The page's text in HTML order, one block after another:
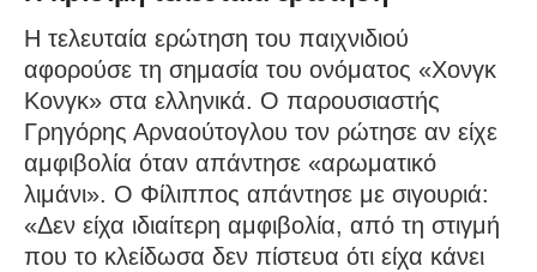
Η τελευταία ερώτηση του παιχνιδιού
αφορούσε τη σημασία του ονόματος «Χονγκ
Κονγκ» στα ελληνικά. Ο παρουσιαστής
Γρηγόρης Αρναούτογλου τον ρώτησε αν είχε
αμφιβολία όταν απάντησε «αρωματικό
λιμάνι». Ο Φίλιππος απάντησε με σιγουριά:
«Δεν είχα ιδιαίτερη αμφιβολία, από τη στιγμή
που το κλείδωσα δεν πίστευα ότι είχα κάνει